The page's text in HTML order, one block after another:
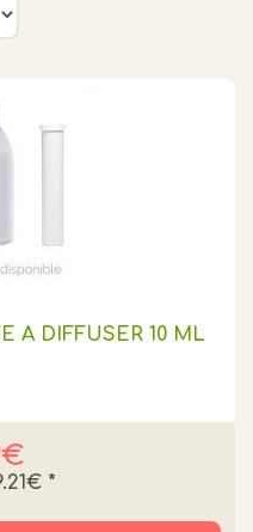
A DIFFUSER 10 ML
*